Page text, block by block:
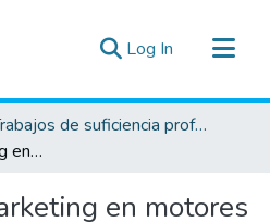
Log In (current)
Trabajos de suficiencia profesional
Estrategia de marketing en motores de búsqueda basada en la intención de búsqueda en Google Ads: caso WOM Chile
en motores